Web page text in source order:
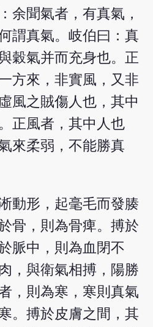
余聞氣者，有真氣，
謂真氣。岐伯曰：真
穀氣并而充身也。正
方來，非實風，又非
風之賊傷人也，其中
正風者，其中人也
來柔弱，不能勝真
動形，起毫毛而發腠
骨，則為骨痺。搏於
脈中，則為血閉不
，與衛氣相搏，陽勝
，則為寒，寒則真氣
。搏於皮膚之間，其